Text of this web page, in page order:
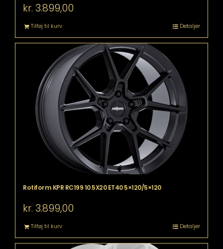
kr. 3.899,00
Tilføj til kurv Detaljer
Rotiform KPR RC199 10.5X20 ET40 5×120/5×120
kr. 3.899,00
Tilføj til kurv Detaljer